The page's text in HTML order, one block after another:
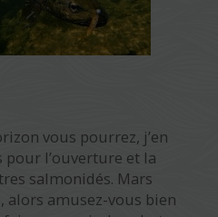
vous pourrez, j’en
l’ouverture et la
salmonidés. Mars
alors amusez-vous bien